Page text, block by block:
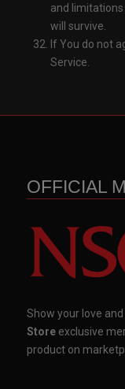
and
will survive.
If You do not
Service.
OFFICIAL
Show your love
Store exclusive
product on